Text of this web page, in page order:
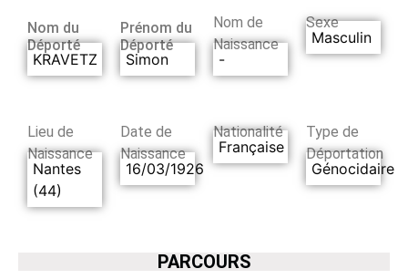
Nom du
Déporté
KRAVETZ
Prénom du
Déporté
Simon
Nom de
Naissance
-
Sexe
Masculin
Lieu de
Naissance
Nantes
(44)
Date de
Naissance
16/03/1926
Nationalité
Française
Type de
Déportation
Génocidaire
PARCOURS